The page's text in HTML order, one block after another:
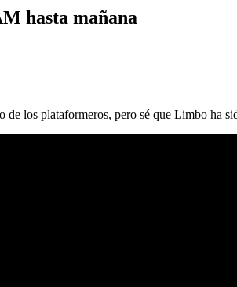
hasta mañana
los plataformeros, pero sé que Limbo ha